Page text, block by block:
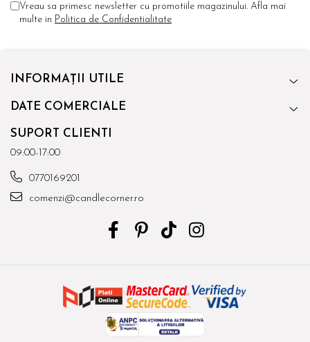
Vreau sa primesc newsletter cu promotiile magazinului. Afla mai
multe in Politica de Confidentialitate
INFORMAȚII UTILE
DATE COMERCIALE
SUPORT CLIENTI
09:00-17:00
0770169201
comenzi@candlecorner.ro